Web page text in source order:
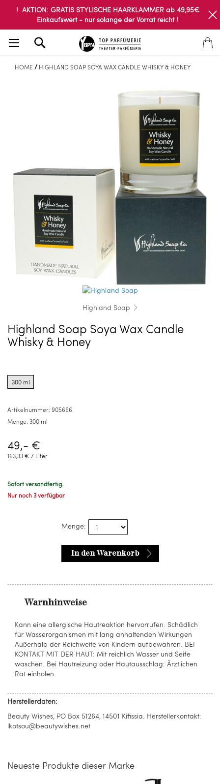
! AKTION: GRATIS STYLISCHE HAARKLAMMER ab 49,95€
Einkaufswert - nur solange der Vorrat reicht !
HOME HIGHLAND SOAP SOYA WAX CANDLE WHISKY & HONEY
Highland Soap
Highland Soap Soya Wax Candle
Whisky & Honey
options
for
300 ml
Artikelnummer: 905666
Menge: 300 ml
49,- €
163,33 € / Liter
Sofort versandfertig.
Nur noch 3 verfügbar
Menge:
In den Warenkorb
Warnhinweise
Kann eine allergische Hautreaktion hervorrufen. Schädlich
für Wasserorganismen mit lang anhaltenden Wirkungen
Außerhalb der Reichweite von Kindern aufbewahren. BEI
KONTAKT MIT DER HAUT: Mit reichlich Wasser und Seife
waschen. Bei Hautreizung oder Hautausschlag: Ärztlichen
Rat einholen.
Herstellerdaten:
Beauty Wishes, PO Box 51264, 14501 Kifissia. Herstellerkontakt:
lkotsou@beautywishes.net
Neueste Produkte dieser Marke